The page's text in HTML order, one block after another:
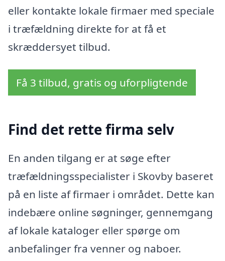
eller kontakte lokale firmaer med speciale
i træfældning direkte for at få et
skræddersyet tilbud.
Få 3 tilbud, gratis og uforpligtende
Find det rette firma selv
En anden tilgang er at søge efter
træfældningsspecialister i Skovby baseret
på en liste af firmaer i området. Dette kan
indebære online søgninger, gennemgang
af lokale kataloger eller spørge om
anbefalinger fra venner og naboer.